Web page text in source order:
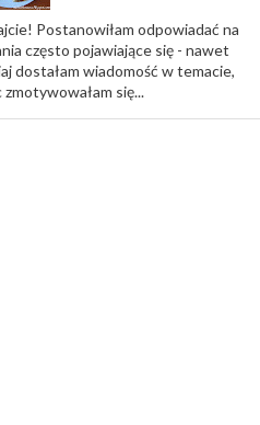
Postanowiłam odpowiadać na
często pojawiające się - nawet
dostałam wiadomość w temacie,
zmotywowałam się...